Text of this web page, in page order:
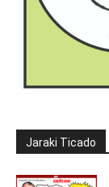
Jaraki Ticado